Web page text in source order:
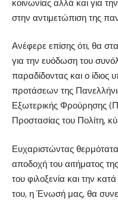
κοινωνίας αλλά και για
στην αντιμετώπιση της
Ανέφερε επίσης ότι, θα
για την ευόδωση του
παραδίδοντας και ο
προτάσεων της
Εξωτερικής Φρούρησης
Προστασίας του Πολίτη,
Ευχαριστώντας
αποδοχή του αιτήματος
του φιλοξενία και την
του, η Ένωσή μας, θα